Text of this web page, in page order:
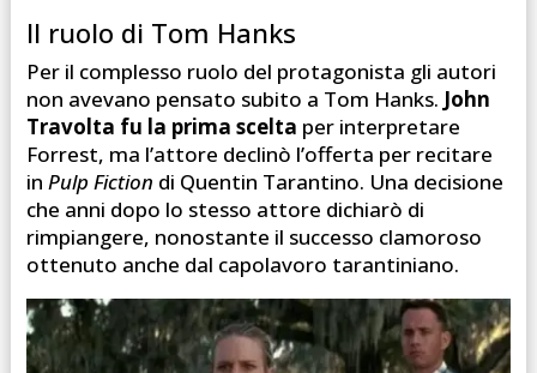
Il ruolo di Tom Hanks
Per il complesso ruolo del protagonista gli autori
non avevano pensato subito a Tom Hanks. John
Travolta fu la prima scelta per interpretare
Forrest, ma l’attore declinò l’offerta per recitare
in Pulp Fiction di Quentin Tarantino. Una decisione
che anni dopo lo stesso attore dichiarò di
rimpiangere, nonostante il successo clamoroso
ottenuto anche dal capolavoro tarantiniano.